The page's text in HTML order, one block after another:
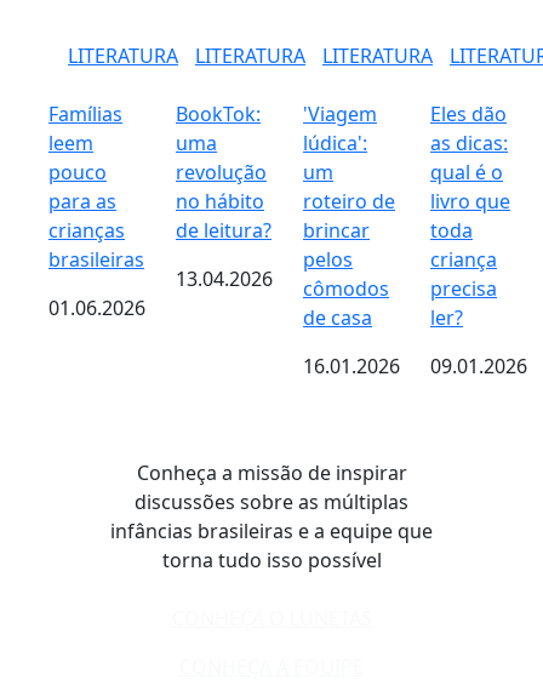
LITERATURA
Famílias
leem
pouco
para as
crianças
brasileiras
01.06.2026
LITERATURA
BookTok:
uma
revolução
no hábito
de leitura?
13.04.2026
LITERATURA
'Viagem
lúdica':
um
roteiro de
brincar
pelos
cômodos
de casa
16.01.2026
Eles dão
as dicas:
qual é o
livro que
toda
criança
precisa
ler?
09.01.2026
Conheça a missão de inspirar
discussões sobre as múltiplas
infâncias brasileiras e a equipe que
torna tudo isso possível